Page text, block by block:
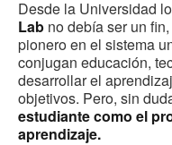
Desde la Universidad
Lab no debía ser un
pionero en el sistema
conjugan educación,
desarrollar el
objetivos. Pero, sin
estudiante como el
aprendizaje.